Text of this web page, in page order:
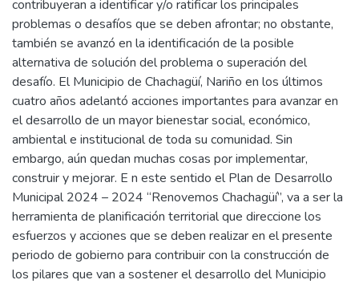
contribuyeran a identificar y/o ratificar los principales
problemas o desafíos que se deben afrontar; no obstante,
también se avanzó en la identificación de la posible
alternativa de solución del problema o superación del
desafío. El Municipio de Chachagüí, Nariño en los últimos
cuatro años adelantó acciones importantes para avanzar en
el desarrollo de un mayor bienestar social, económico,
ambiental e institucional de toda su comunidad. Sin
embargo, aún quedan muchas cosas por implementar,
construir y mejorar. E n este sentido el Plan de Desarrollo
Municipal 2024 – 2024 “Renovemos Chachagüí”, va a ser la
herramienta de planificación territorial que direccione los
esfuerzos y acciones que se deben realizar en el presente
periodo de gobierno para contribuir con la construcción de
los pilares que van a sostener el desarrollo del Municipio